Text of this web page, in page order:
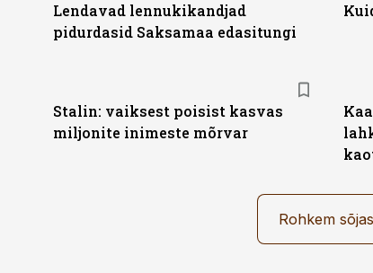
Lendavad lennukikandjad
pidurdasid Saksamaa edasitungi
Stalin: vaiksest poisist kasvas
miljonite inimeste mõrvar
Rohkem